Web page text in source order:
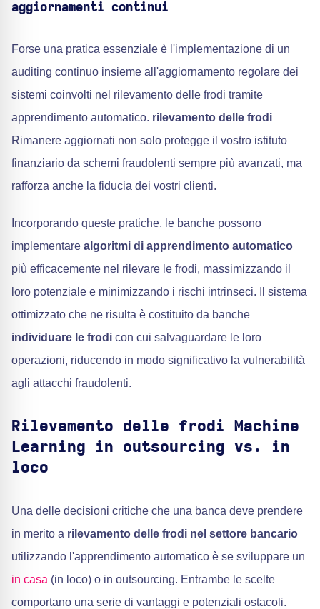
aggiornamenti continui
Forse una pratica essenziale è l'implementazione di un
auditing continuo insieme all'aggiornamento regolare dei
sistemi coinvolti nel rilevamento delle frodi tramite
apprendimento automatico. rilevamento delle frodi
Rimanere aggiornati non solo protegge il vostro istituto
finanziario da schemi fraudolenti sempre più avanzati, ma
rafforza anche la fiducia dei vostri clienti.
Incorporando queste pratiche, le banche possono
implementare algoritmi di apprendimento automatico
più efficacemente nel rilevare le frodi, massimizzando il
loro potenziale e minimizzando i rischi intrinseci. Il sistema
ottimizzato che ne risulta è costituito da banche
individuare le frodi con cui salvaguardare le loro
operazioni, riducendo in modo significativo la vulnerabilità
agli attacchi fraudolenti.
Rilevamento delle frodi Machine
Learning in outsourcing vs. in
loco
Una delle decisioni critiche che una banca deve prendere
in merito a rilevamento delle frodi nel settore bancario
utilizzando l'apprendimento automatico è se sviluppare un
in casa (in loco) o in outsourcing. Entrambe le scelte
comportano una serie di vantaggi e potenziali ostacoli.